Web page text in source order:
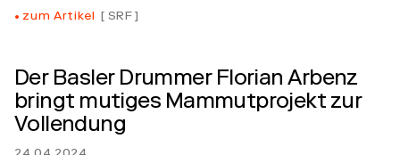
zum Artikel SRF
Der Basler Drummer Florian Arbenz
bringt mutiges Mammutprojekt zur
Vollendung